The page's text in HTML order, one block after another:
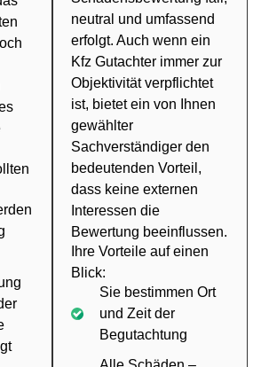
neutral und umfassend
erfolgt. Auch wenn ein
Kfz Gutachter immer zur
Objektivität verpflichtet
ist, bietet ein von Ihnen
gewählter
Sachverständiger den
bedeutenden Vorteil,
dass keine externen
Interessen die
Bewertung beeinflussen.
Ihre Vorteile auf einen
Blick:
Sie bestimmen Ort
und Zeit der
Begutachtung